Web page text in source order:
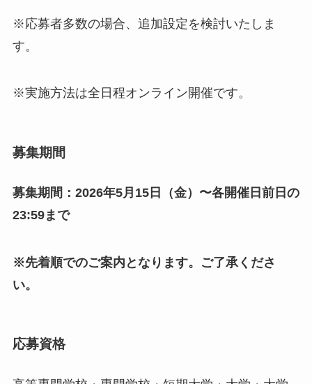
※応募者多数の場合、追加設定を検討いたしま
す。
※実施方法は全日程オンライン開催です。
募集期間
募集期間：2026年5月15日（金） 〜各開催日前日の
23:59まで
※先着順でのご案内となります。ご了承くださ
い。
応募資格